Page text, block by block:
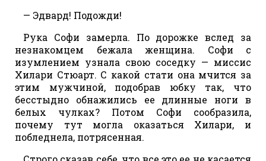
— Эдвард! Подожди!
Рука Софи замерла. По дорожке вслед за
незнакомцем бежала женщина. Софи с
изумлением узнала свою соседку — миссис
Хилари Стюарт. С какой стати она мчится за
этим мужчиной, подобрав юбку так, что
бесстыдно обнажились ее длинные ноги в
белых чулках? Потом Софи сообразила,
почему тут могла оказаться Хилари, и
побледнела, потрясенная.